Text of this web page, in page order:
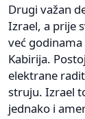
Drugi važan
Izrael, a prije
već
Kabirija.
elektrane
struju. Izrael
jednako i